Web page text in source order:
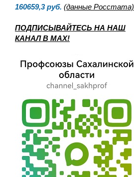
160659,3 руб. (данные Росстата)
ПОДПИСЫВАЙТЕСЬ НА НАШ
КАНАЛ В MAX!